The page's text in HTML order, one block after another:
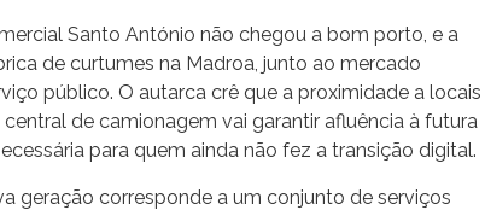
Santo António não chegou a bom porto, e a
de curtumes na Madroa, junto ao mercado
público. O autarca crê que a proximidade a locais
de camionagem vai garantir afluência à futura
para quem ainda não fez a transição digital.
geração corresponde a um conjunto de serviços